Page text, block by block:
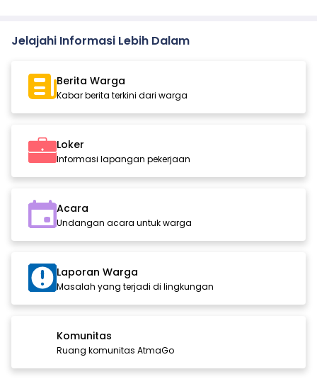
Jelajahi Informasi Lebih Dalam
Berita Warga
Kabar berita terkini dari warga
Loker
Informasi lapangan pekerjaan
Acara
Undangan acara untuk warga
Laporan Warga
Masalah yang terjadi di lingkungan
Komunitas
Ruang komunitas AtmaGo